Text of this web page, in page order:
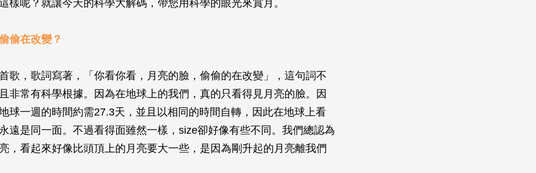
樣呢？就讓今天的科學大解碼，帶您用科學的眼光來賞月。
偷在改變？
歌，歌詞寫著，「你看你看，月亮的臉，偷偷的在改變」，這句詞不
非常有科學根據。因為在地球上的我們，真的只看得見月亮的臉。因
球一週的時間約需27.3天，並且以相同的時間自轉，因此在地球上看
遠是同一面。不過看得面雖然一樣，size卻好像有些不同。我們總認為
，看起來好像比頭頂上的月亮要大一些，是因為剛升起的月亮離我們